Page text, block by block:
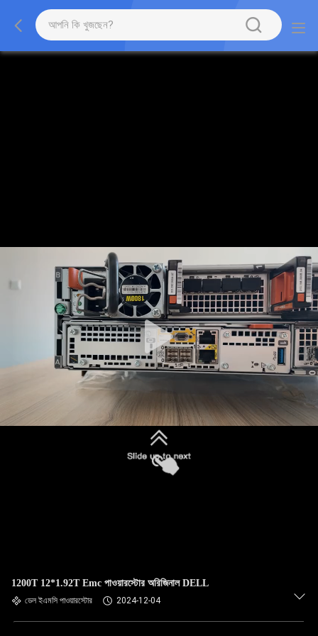
1200T 12*1.92T Emc পাওয়ারস্টোর অরিজিনাল DELL
ডেল ইএমসি পাওয়ারস্টোর 2024-12-04